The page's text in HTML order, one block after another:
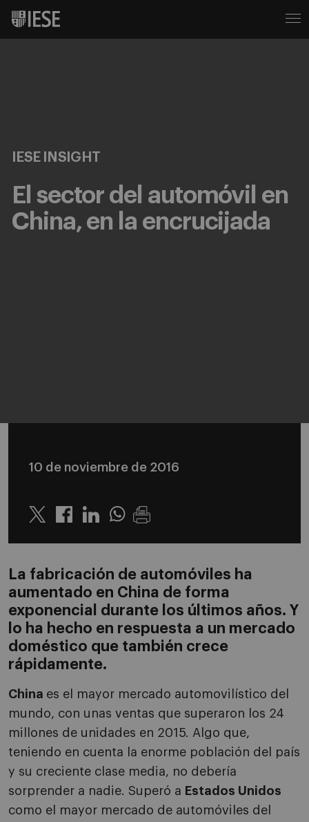
IESE INSIGHT
El sector del automóvil en
China, en la encrucijada
10 de noviembre de 2016
Twitter LinkedinWhatsapp
La fabricación de automóviles ha
aumentado en China de forma
exponencial durante los últimos años. Y
lo ha hecho en respuesta a un mercado
doméstico que también crece
rápidamente.
China es el mayor mercado automovilístico del
mundo, con unas ventas que superaron los 24
millones de unidades en 2015. Algo que,
teniendo en cuenta la enorme población del país
y su creciente clase media, no debería
sorprender a nadie. Superó a Estados Unidos
como el mayor mercado de automóviles del